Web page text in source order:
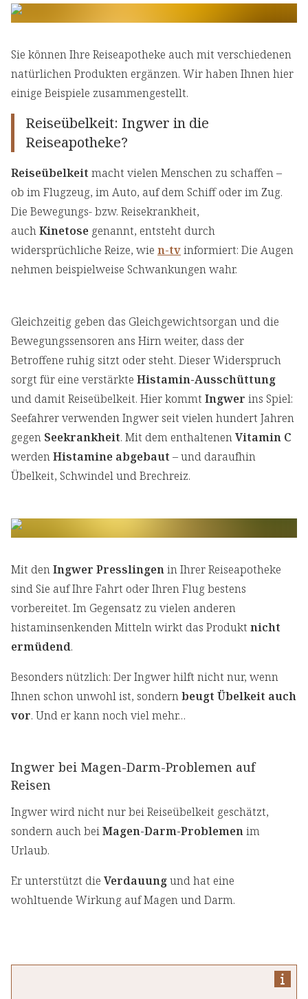
Sie können Ihre Reiseapotheke auch mit verschiedenen
natürlichen Produkten ergänzen. Wir haben Ihnen hier
einige Beispiele zusammengestellt.
Reiseübelkeit: Ingwer in die
Reiseapotheke?
Reiseübelkeit macht vielen Menschen zu schaffen –
ob im Flugzeug, im Auto, auf dem Schiff oder im Zug.
Die Bewegungs- bzw. Reisekrankheit,
auchKinetose genannt, entsteht durch
widersprüchliche Reize, wie n-tvinformiert: Die Augen
nehmen beispielweise Schwankungen wahr.
Gleichzeitig geben das Gleichgewichtsorgan und die
Bewegungssensoren ans Hirn weiter, dass der
Betroffene ruhig sitzt oder steht. Dieser Widerspruch
sorgt für eine verstärkte Histamin-Ausschüttung
und damit Reiseübelkeit. Hier kommt Ingwer ins Spiel:
Seefahrer verwenden Ingwer seit vielen hundert Jahren
gegen Seekrankheit. Mit dem enthaltenenVitamin C
werdenHistamine abgebaut – und daraufhin
Übelkeit, Schwindel und Brechreiz.
Mit denIngwer Presslingenin Ihrer Reiseapotheke
sind Sie auf Ihre Fahrt oder Ihren Flug bestens
vorbereitet. Im Gegensatz zu vielen anderen
histaminsenkenden Mitteln wirkt das Produkt nicht
ermüdend.
Besonders nützlich: Der Ingwer hilft nicht nur, wenn
Ihnen schon unwohl ist, sondernbeugt Übelkeit auch
vor. Und er kann noch viel mehr…
Ingwer bei Magen-Darm-Problemen auf
Reisen
Ingwer wird nicht nur bei Reiseübelkeit geschätzt,
sondern auch beiMagen-Darm-Problemenim
Urlaub.
Er unterstützt die Verdauungund hat eine
wohltuende Wirkung auf Magen und Darm.